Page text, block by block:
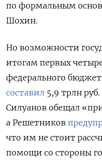
по формальным
Шохин.
Но возможности
итогам первых
федерального
составил 5,9 трлн
Силуанов обещал
а Решетников
что им не стоит
помощи со стороны